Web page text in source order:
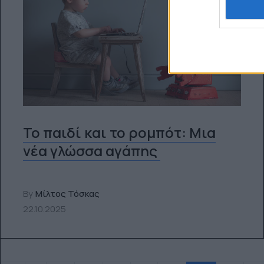
Το παιδί και το ρομπότ: Mια
νέα γλώσσα αγάπης
By Μίλτος Τόσκας
22.10.2025